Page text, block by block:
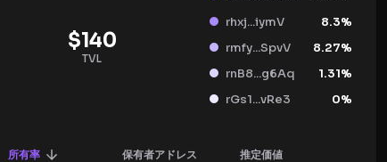
$140
TVL
rhxj...iymV
8.3%
rmfy...SpvV
8.27%
rnB8...g6Aq
1.31%
rGs1...vRe3
0%
所有率 保有者アドレス 推定価値